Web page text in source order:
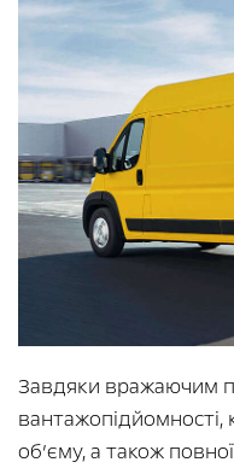
Завдяки вражаючим
об’єму, а також